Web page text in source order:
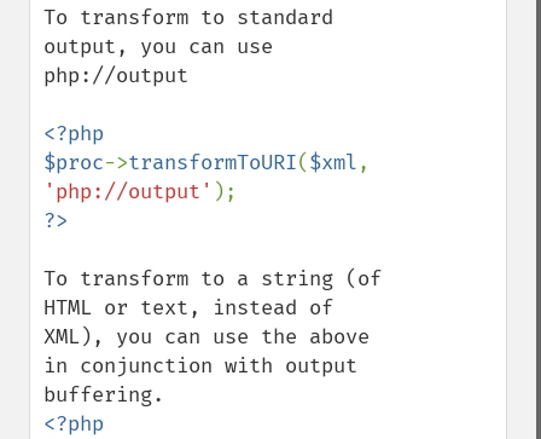
To transform to standard
output, you can use
php://output
<?php
$proc->transformToURI($xml
'php://output'
To transform to a string (of
HTML or text, instead of
XML), you can use the above
in conjunction with output
<?php